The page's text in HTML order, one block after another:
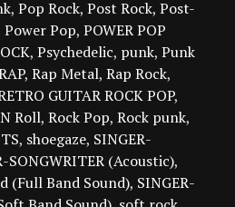
Pop Rock Post Rock Post-
Power Pop POWER POP
Psychedelic punk Punk
Rap Metal Rap Rock
GUITAR ROCK POP
Roll Rock Pop Rock punk
shoegaze SINGER-
SONGWRITER (Acoustic)
(Full Band Sound) SINGER-